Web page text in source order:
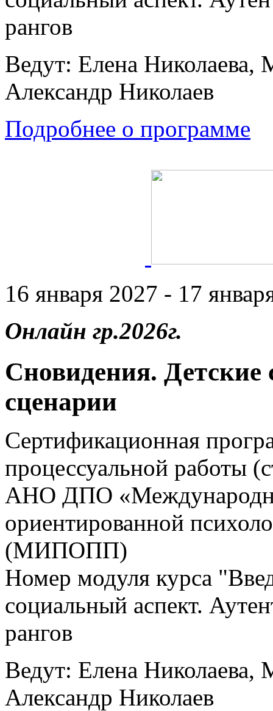
рангов
Ведут: Елена Николаева,
Александр Николаев
Подробнее о программе
16 января 2027 - 17
Онлайн гр.2026г.
Сновидения.
сценарии
Сертификационная
процессуальной работы
АНО ДПО
ориентированной
(МИПОПП)
Номер модуля курса
социальный аспект.
рангов
Ведут: Елена Николаева,
Александр Николаев